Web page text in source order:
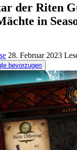
der Riten
in
28. Februar 2023
bevorzugen